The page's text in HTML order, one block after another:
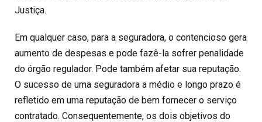
Justiça.
Em qualquer caso, para a seguradora, o contencioso gera
aumento de despesas e pode fazê-la sofrer penalidade
do órgão regulador. Pode também afetar sua reputação.
O sucesso de uma seguradora a médio e longo prazo é
refletido em uma reputação de bem fornecer o serviço
contratado. Consequentemente, os dois objetivos do